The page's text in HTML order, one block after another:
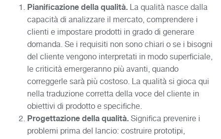
Pianificazione della qualità. La qualità nasce dalla
capacità di analizzare il mercato, comprendere i
clienti e impostare prodotti in grado di generare
domanda. Se i requisiti non sono chiari o se i bisogni
del cliente vengono interpretati in modo superficiale,
le criticità emergeranno più avanti, quando
correggerle sarà più costoso. La qualità si gioca qui
nella traduzione corretta della voce del cliente in
obiettivi di prodotto e specifiche.
Progettazione della qualità.Significa prevenire i
problemi prima del lancio: costruire prototipi,